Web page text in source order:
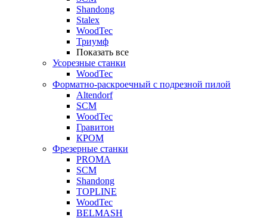
Shandong
Stalex
WoodTec
Триумф
Показать все
Усорезные станки
WoodTec
Форматно-раскроечный с подрезной пилой
Altendorf
SCM
WoodTec
Гравитон
КРОМ
Фрезерные станки
PROMA
SCM
Shandong
TOPLINE
WoodTec
BELMASH